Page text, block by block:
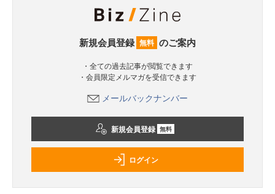
新規会員登録 無料 のご案内
・全ての過去記事が閲覧できます
・会員限定メルマガを受信できます
メールバックナンバー
新規会員登録 無料
ログイン